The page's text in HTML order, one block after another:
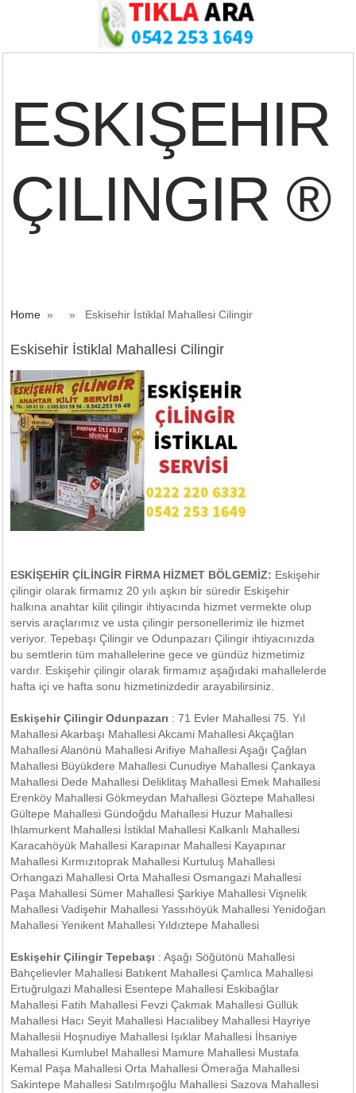
ESKIŞEHIR
ÇILINGIR ®
Home » » Eskisehir İstiklal Mahallesi Cilingir
Eskisehir İstiklal Mahallesi Cilingir
ESKİŞEHİR ÇİLİNGİR FİRMA HİZMET BÖLGEMİZ: Eskişehir
çilingir olarak firmamız 20 yılı aşkın bir süredir Eskişehir
halkına anahtar kilit çilingir ihtiyacında hizmet vermekte olup
servis araçlarımız ve usta çilingir personellerimiz ile hizmet
veriyor. Tepebaşı Çilingir ve Odunpazarı Çilingir ihtiyacınızda
bu semtlerin tüm mahallelerine gece ve gündüz hizmetimiz
vardır. Eskişehir çilingir olarak firmamız aşağıdaki mahallelerde
hafta içi ve hafta sonu hizmetinizdedir arayabilirsiniz.
Eskişehir Çilingir Odunpazarı : 71 Evler Mahallesi 75. Yıl
Mahallesi Akarbaşı Mahallesi Akcami Mahallesi Akçağlan
Mahallesi Alanönü Mahallesi Arifiye Mahallesi Aşağı Çağlan
Mahallesi Büyükdere Mahallesi Cunudiye Mahallesi Çankaya
Mahallesi Dede Mahallesi Deliklitaş Mahallesi Emek Mahallesi
Erenköy Mahallesi Gökmeydan Mahallesi Göztepe Mahallesi
Gültepe Mahallesi Gündoğdu Mahallesi Huzur Mahallesi
Ihlamurkent Mahallesi İstiklal Mahallesi Kalkanlı Mahallesi
Karacahöyük Mahallesi Karapınar Mahallesi Kayapınar
Mahallesi Kırmızıtoprak Mahallesi Kurtuluş Mahallesi
Orhangazi Mahallesi Orta Mahallesi Osmangazi Mahallesi
Paşa Mahallesi Sümer Mahallesi Şarkiye Mahallesi Vişnelik
Mahallesi Vadişehir Mahallesi Yassıhöyük Mahallesi Yenidoğan
Mahallesi Yenikent Mahallesi Yıldıztepe Mahallesi
Eskişehir Çilingir Tepebaşı : Aşağı Söğütönü Mahallesi
Bahçelievler Mahallesi Batıkent Mahallesi Çamlıca Mahallesi
Ertuğrulgazi Mahallesi Esentepe Mahallesi Eskibağlar
Mahallesi Fatih Mahallesi Fevzi Çakmak Mahallesi Güllük
Mahallesi Hacı Seyit Mahallesi Hacıalibey Mahallesi Hayriye
Mahallesii Hoşnudiye Mahallesi Işıklar Mahallesi İhsaniye
Mahallesi Kumlubel Mahallesi Mamure Mahallesi Mustafa
Kemal Paşa Mahallesi Orta Mahallesi Ömerağa Mahallesi
Sakintepe Mahallesi Satılmışoğlu Mahallesi Sazova Mahallesi